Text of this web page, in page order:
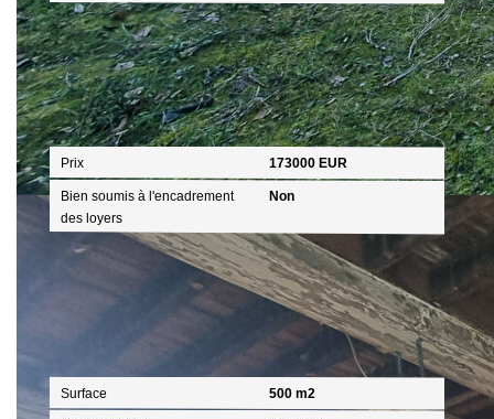
Aspects financiers
Prix 173000 EUR
Bien soumis à l'encadrement
des loyers
Non
Surfaces
Surface 500 m2